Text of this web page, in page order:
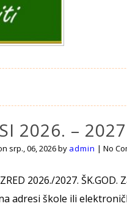
2026. –
srp., 06, 2026by admin |No
2026./2027.
adresi škole ili